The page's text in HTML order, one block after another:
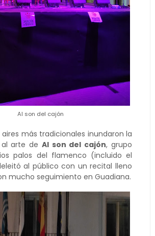
Al son del cajón
aires más tradicionales inundaron la
arte de Al son del cajón, grupo
palos del flamenco (incluido el
al público con un recital lleno
mucho seguimiento en Guadiana.